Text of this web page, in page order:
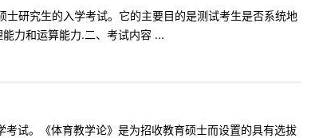
研究生的入学考试。它的主要目的是测试考生是否系统地
力和运算能力.二、考试内容 ...
试。《体育教学论》是为招收教育硕士而设置的具有选拔